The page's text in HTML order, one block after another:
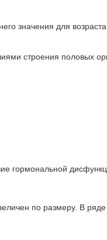
значения для
строения половых
гормональной
по размеру. В